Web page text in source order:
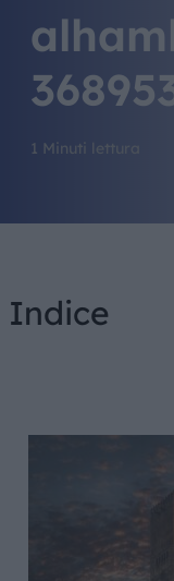
1 Minuti lettura
Indice